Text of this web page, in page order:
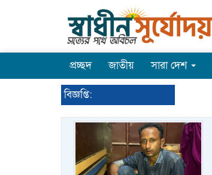
প্রচ্ছদ জাতীয় সারা দেশ
বিজ্ঞপ্তি: